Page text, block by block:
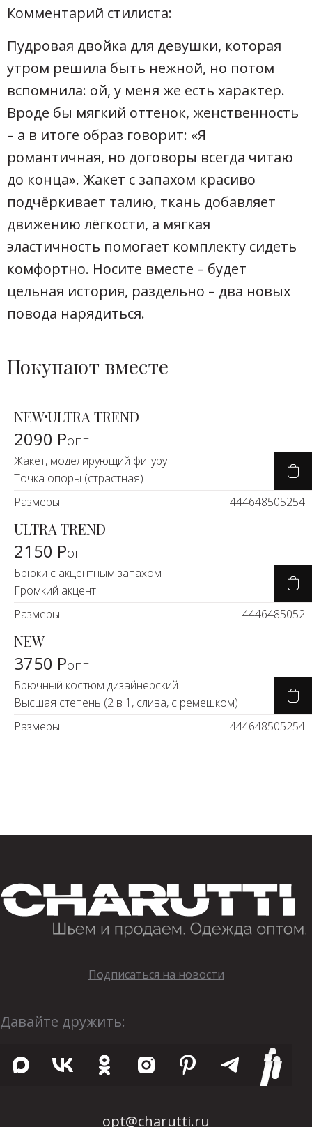
Комментарий стилиста:
Пудровая двойка для девушки, которая
утром решила быть нежной, но потом
вспомнила: ой, у меня же есть характер.
Вроде бы мягкий оттенок, женственность
– а в итоге образ говорит: «Я
романтичная, но договоры всегда читаю
до конца». Жакет с запахом красиво
подчёркивает талию, ткань добавляет
движению лёгкости, а мягкая
эластичность помогает комплекту сидеть
комфортно. Носите вместе – будет
цельная история, раздельно – два новых
повода нарядиться.
Покупают вместе
NEWULTRA TREND
2090 Ропт
Жакет, моделирующий фигуру
Точка опоры (страстная)
Размеры:
444648505254
ULTRA TREND
2150 Ропт
Брюки с акцентным запахом
Громкий акцент
Размеры:
4446485052
NEW
3750 Ропт
Брючный костюм дизайнерский
Высшая степень (2 в 1, слива, с ремешком)
Размеры:
444648505254
Подписаться на новости
Давайте дружить:
opt@charutti.ru